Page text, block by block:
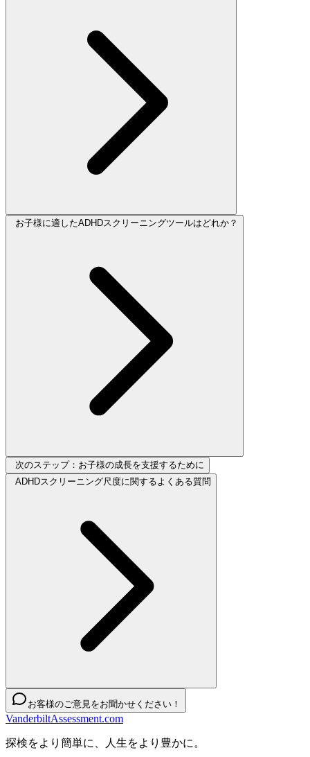
お子様に適したADHDスクリーニングツールはどれか？
次のステップ：お子様の成長を支援するために
ADHDスクリーニング尺度に関するよくある質問
お客様のご意見をお聞かせください！
VanderbiltAssessment.com
探検をより簡単に、人生をより豊かに。